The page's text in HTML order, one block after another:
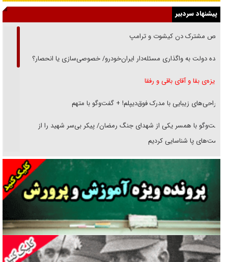
پیشنهاد سردبیر
رقص مشترک دن کیشوت و ترامپ
دنده دولت به واگذاری مسئله‌دار ایران‌خودرو/ خصوصی‌سازی یا انحصار؟
غریزه‌ی بقا و آقای باقی و رفقا
جراحی‌های زیبایی با مدرک فوق‌دیپلم! + گفت‌وگو با متهم
گفت‌وگو با همسر یکی از شهدای جنگ رمضان/ پیکر بی‌سر شهید را از
انگشت‌های پا شناسایی کردیم
نسلی که آنلاین الگو می‌گیرد
گفت‌وگو با آیت‌الله جاودان/ جفای مخالفان مکانت معنوی رهبر شهید را
ارتقا می‌داد
راننده مست به قانون می‌خندد
همه آقای دوربینی شده‌ایم!